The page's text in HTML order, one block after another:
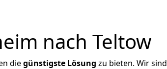
nach Teltow
diegünstigste Lösung zu bieten. Wir sind